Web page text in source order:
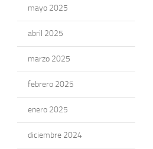
mayo 2025
abril 2025
marzo 2025
febrero 2025
enero 2025
diciembre 2024